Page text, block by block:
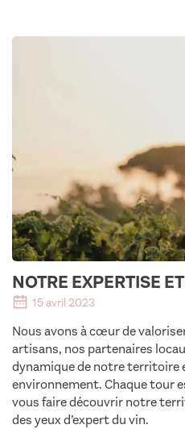
NOTRE EXPERTISE
15 avril 2023
Nous avons à cœur de
artisans, nos partenaires
dynamique de notre territoire
environnement. Chaque tour
vous faire découvrir notre
des yeux d’expert du vin.